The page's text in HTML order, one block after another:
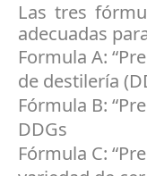
Las tres
adecuadas
Formula A:
de destilería
Fórmula B:
DDGs
Fórmula C: